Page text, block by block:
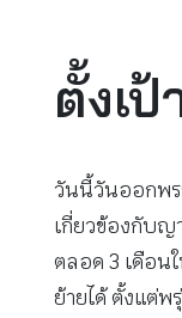
ตั้งเป้
วันนี้วันออกพร
เกี่ยวข้องกับญ
ตลอด 3 เดือน
ย้ายได้ ตั้งแต่พ